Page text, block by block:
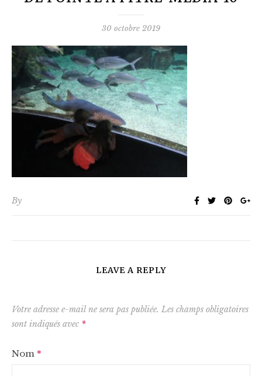
30 octobre 2019
By
LEAVE A REPLY
Votre adresse e-mail ne sera pas publiée. Les champs obligatoires
sont indiqués avec *
Nom *